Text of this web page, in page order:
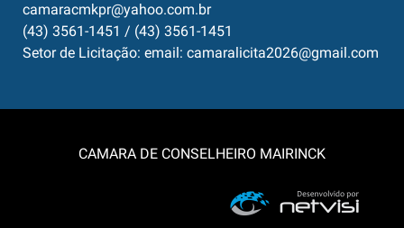
camaracmkpr@yahoo.com.br
(43) 3561-1451 / (43) 3561-1451
Setor de Licitação: email: camaralicita2026@gmail.com
CAMARA DE CONSELHEIRO MAIRINCK